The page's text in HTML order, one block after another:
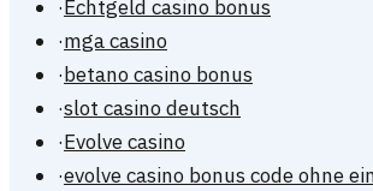
·Echtgeld casino bonus
·mga casino
·betano casino bonus
·slot casino deutsch
·Evolve casino
·evolve casino bonus code ohne